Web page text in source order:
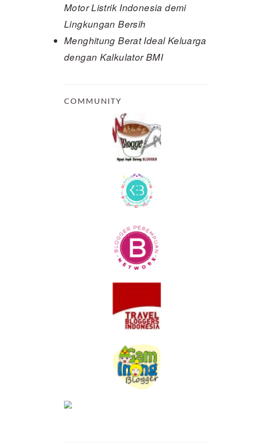
Motor Listrik Indonesia demi
Lingkungan Bersih
Menghitung Berat Ideal Keluarga
dengan Kalkulator BMI
COMMUNITY